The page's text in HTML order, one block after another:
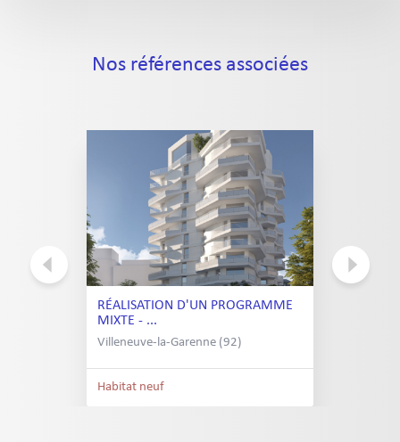
Nos références associées
RÉALISATION D'UN PROGRAMME
MIXTE - ...
Villeneuve-la-Garenne (92)
Habitat neuf